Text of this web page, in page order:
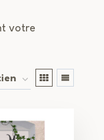
votre